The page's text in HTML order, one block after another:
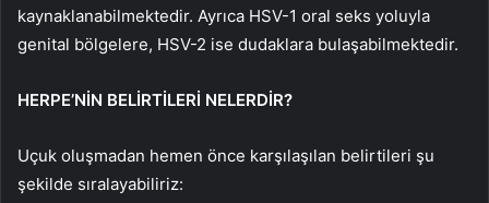
kaynaklanabilmektedir. Ayrıca HSV-1 oral seks yoluyla
genital bölgelere, HSV-2 ise dudaklara bulaşabilmektedir.
HERPE’NİN BELİRTİLERİ NELERDİR?
Uçuk oluşmadan hemen önce karşılaşılan belirtileri şu
şekilde sıralayabiliriz: